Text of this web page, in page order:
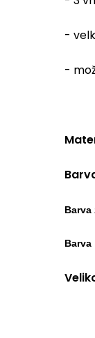
-
-
Barva
Barva